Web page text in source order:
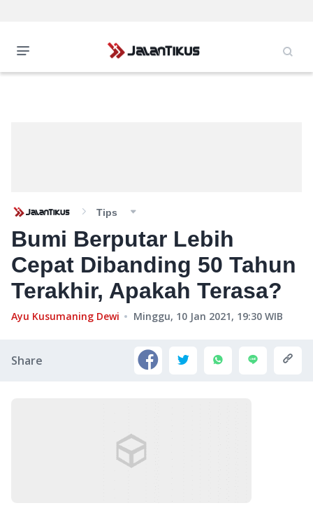
Tips
Bumi Berputar Lebih
Cepat Dibanding 50 Tahun
Terakhir, Apakah Terasa?
Ayu Kusumaning Dewi Minggu, 10 Jan 2021, 19:30 WIB
Share